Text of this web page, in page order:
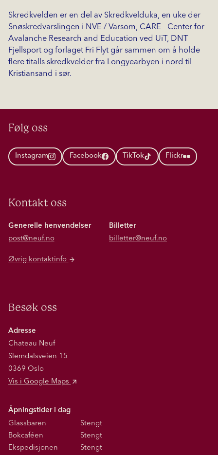
Skredkvelden er en del av Skredkvelduka, en uke der
Snøskredvarslingen i NVE / Varsom, CARE - Center for
Avalanche Research and Education ved UiT, DNT
Fjellsport og forlaget Fri Flyt går sammen om å holde
flere titalls skredkvelder fra Longyearbyen i nord til
Kristiansand i sør.
Følg oss
Instagram Facebook TikTok Flickr
Kontakt oss
Generelle henvendelser
post@neuf.no
Billetter
billetter@neuf.no
Øvrig kontaktinfo
Besøk oss
Adresse
Chateau Neuf
Slemdalsveien 15
0369 Oslo
Vis i Google Maps
Åpningstider i dag
Glassbaren
Stengt
Bokcaféen
Stengt
Ekspedisjonen
Stengt